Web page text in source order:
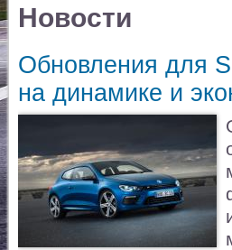
Новости
Обновления для
на динамике и